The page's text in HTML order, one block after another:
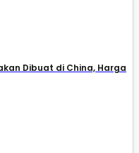
Dibuat di China, Harga